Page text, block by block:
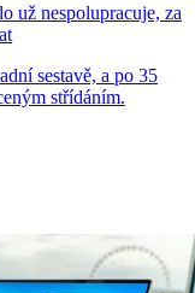
už nespolupracuje, za
sestavě, a po 35
střídáním.